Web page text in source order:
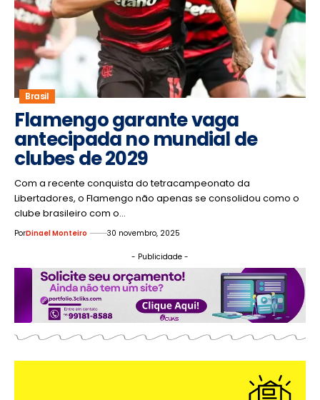
Brasil
Flamengo garante vaga
antecipada no mundial de
clubes de 2029
Com a recente conquista do tetracampeonato da
Libertadores, o Flamengo não apenas se consolidou como o
clube brasileiro com o…
PorDinael Monteiro 30 novembro, 2025
- Publicidade -